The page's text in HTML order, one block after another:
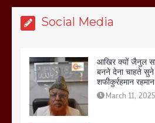
Social Media
बिजली विभाग से
ने सरकार को दी
March 8, 2025